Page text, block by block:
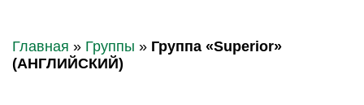
Главная » Группы » Группа «Superior»
(АНГЛИЙСКИЙ)